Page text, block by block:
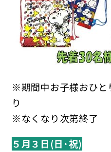
※期間中お子様おひと
※なくなり次第終了
５月３日(日･祝)